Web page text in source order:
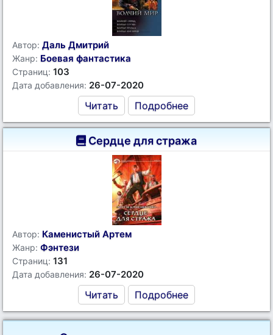
Автор: Даль Дмитрий
Жанр: Боевая фантастика
Страниц: 103
Дата добавления: 26-07-2020
Читать Подробнее
Сердце для стража
Автор: Каменистый Артем
Жанр: Фэнтези
Страниц: 131
Дата добавления: 26-07-2020
Читать Подробнее